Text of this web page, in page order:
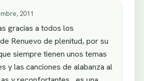
2011
gracias a todos los
Renuevo de plenitud, por su
siempre tienen unos temas
y las canciones de alabanza al